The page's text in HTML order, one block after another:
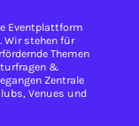
Eventplattform
stehen für
Themen
&
Zentrale
Venues und